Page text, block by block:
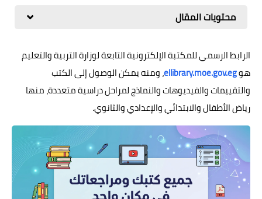
محتويات المقال
الرابط الرسمي للمكتبة الإلكترونية التابعة لوزارة التربية والتعليم
هوellibrary.moe.gov.eg، ومنه يمكن الوصول إلى الكتب
والتقييمات والفيديوهات والنماذج لمراحل دراسية متعددة، منها
رياض الأطفال والابتدائي والإعدادي والثانوي.